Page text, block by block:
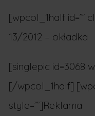
[wpcol_1half id=””
13/2012 – okładka
[singlepic id=3068
[/wpcol_1half]
style=””]Reklama